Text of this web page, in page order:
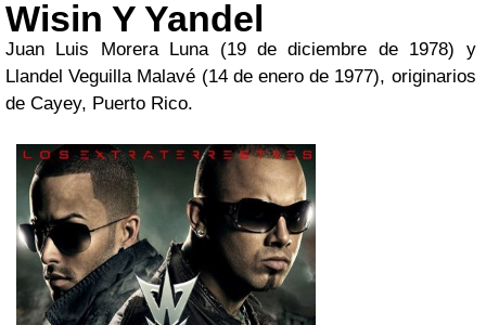
Wisin Y Yandel
Juan Luis Morera Luna (19 de diciembre de 1978) y
Llandel Veguilla Malavé (14 de enero de 1977), originarios
de Cayey, Puerto Rico.